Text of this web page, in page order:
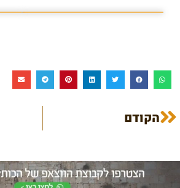
הקודם